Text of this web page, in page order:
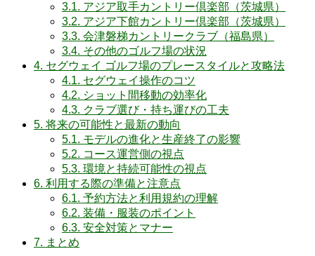
3.1. アジア取手カントリー倶楽部（茨城県）
3.2. アジア下館カントリー倶楽部（茨城県）
3.3. 会津磐梯カントリークラブ（福島県）
3.4. その他のゴルフ場の状況
4. セグウェイ ゴルフ場のプレースタイルと攻略法
4.1. セグウェイ操作のコツ
4.2. ショット間移動の効率化
4.3. クラブ選び・持ち運びの工夫
5. 将来の可能性と最新の動向
5.1. モデルの進化と生産終了の影響
5.2. コース運営側の視点
5.3. 環境と持続可能性の視点
6. 利用する際の準備と注意点
6.1. 予約方法と利用規約の理解
6.2. 装備・服装のポイント
6.3. 安全対策とマナー
7. まとめ